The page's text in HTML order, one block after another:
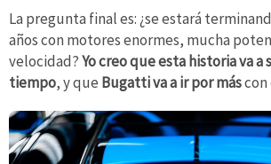
La pregunta final es: ¿se estará
años con motores enormes, mucha
velocidad?Yo creo que esta historia va a
tiempo, y que Bugatti va a ir por máscon